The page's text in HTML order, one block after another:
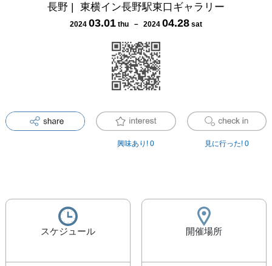
長野 | 東横イン長野駅東口ギャラリー
2024 03.01 thu － 2024 04.28 sat
興味あり! 0 見に行った! 0
スケジュール 開催場所